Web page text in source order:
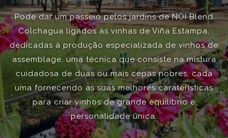
Pode dar um passeio pelos jardins de NOI Blend
Colchagua ligados às vinhas de Viña Estampa,
dedicadas à produção especializada de vinhos de
assemblage, uma técnica que consiste na mistura
cuidadosa de duas ou mais cepas nobres, cada
uma fornecendo as suas melhores caraterísticas
para criar vinhos de grande equilíbrio e
personalidade única.